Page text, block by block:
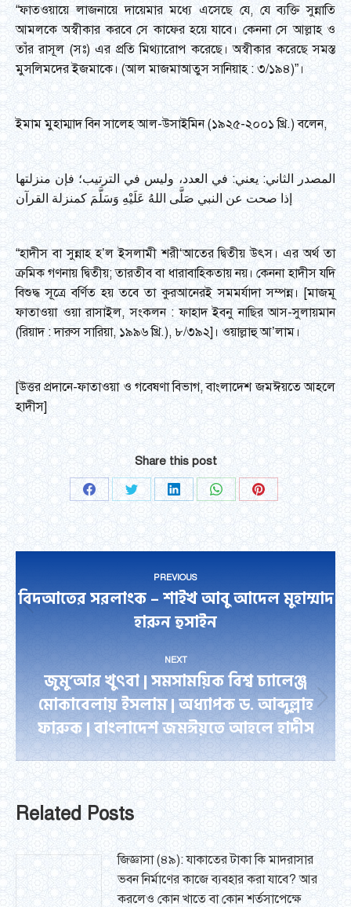
“ফাতওয়ায়ে লাজনায়ে দায়েমার মধ্যে এসেছে যে, যে ব্যক্তি সুন্নাতি
আমলকে অস্বীকার করবে সে কাফের হয়ে যাবে। কেননা সে আল্লাহ ও
তাঁর রাসূল (সঃ) এর প্রতি মিথ্যারোপ করেছে। অস্বীকার করেছে সমস্ত
মুসলিমদের ইজমাকে। (আল মাজমাআতুস সানিয়াহ : ৩/১৯৪)”।
ইমাম মুহাম্মাদ বিন সালেহ আল-উসাইমিন (১৯২৫-২০০১ খ্রি.) বলেন,
المصدر الثاني: يعني: في العدد، وليس في الترتيب؛ فإن منزلتها
إذا صحت عن النبي صَلَّى اللهُ عَلَيْهِ وَسَلَّمَ كمنزلة القرآن
“হাদীস বা সুন্নাহ হ’ল ইসলামী শরী‘আতের দ্বিতীয় উৎস। এর অর্থ তা
ক্রমিক গণনায় দ্বিতীয়; তারতীব বা ধারাবাহিকতায় নয়। কেননা হাদীস যদি
বিশুদ্ধ সূত্রে বর্ণিত হয় তবে তা কুরআনেরই সমমর্যাদা সম্পন্ন। [মাজমূ
ফাতাওয়া ওয়া রাসাইল, সংকলন : ফাহাদ ইবনু নাছির আস-সুলায়মান
(রিয়াদ : দারুস সারিয়া, ১৯৯৬ খ্রি.), ৮/৩৯২]। ওয়াল্লাহু আ’লাম।
[উত্তর প্রদানে-ফাতাওয়া ও গবেষণা বিভাগ, বাংলাদেশ জমঈয়তে আহলে
হাদীস]
Share this post
Share
on
Facebook
Share
Twitter
Share
LinkedIn
Share
WhatsApp
Share
Pinterest
navigation
PREVIOUS
Previous
post:
বিদআতের সরলাংক – শাইখ আবু আদেল মুহাম্মাদ
হারুন হুসাইন
NEXT
Next
post:
জুমু’আর খুৎবা | সমসাময়িক বিশ্ব চ্যালেঞ্জ
মোকাবেলায় ইসলাম | অধ্যাপক ড. আব্দুল্লাহ
ফারুক | বাংলাদেশ জমঈয়তে আহলে হাদীস
Related Posts
জিজ্ঞাসা (৪৯): যাকাতের টাকা কি মাদরাসার
ভবন নির্মাণের কাজে ব্যবহার করা যাবে? আর
করলেও কোন খাতে বা কোন শর্তসাপেক্ষে